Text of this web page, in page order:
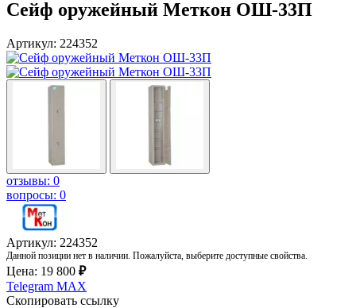
Сейф оружейный Меткон ОШ-33П
Артикул: 224352
отзывы: 0
вопросы: 0
Артикул: 224352
Данной позиции нет в наличии. Пожалуйста, выберите доступные свойства.
Цена: 19 800 ₽
Telegram MAX
Скопировать ссылку